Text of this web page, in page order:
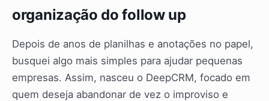
organização do follow up
Depois de anos de planilhas e anotações no papel,
busquei algo mais simples para ajudar pequenas
empresas. Assim, nasceu o DeepCRM, focado em
quem deseja abandonar de vez o improviso e